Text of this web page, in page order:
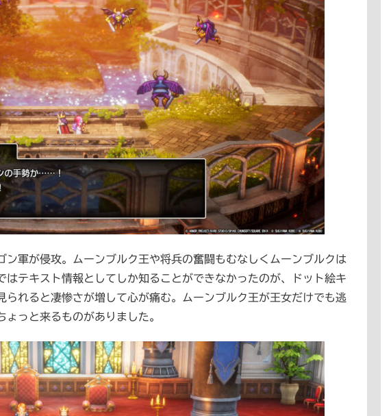
ン軍が侵攻。ムーンブルク王や将兵の奮闘もむなしくムーンブルクは
テキスト情報としてしか知ることができなかったのが、ドット絵キ
られると凄惨さが増して心が痛む。ムーンブルク王が王女だけでも逃
っと来るものがありました。